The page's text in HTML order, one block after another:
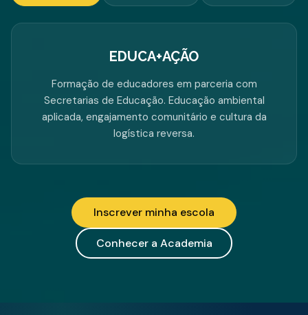
EDUCA+AÇÃO
Formação de educadores em parceria com
Secretarias de Educação. Educação ambiental
aplicada, engajamento comunitário e cultura da
logística reversa.
Inscrever minha escola
Conhecer a Academia